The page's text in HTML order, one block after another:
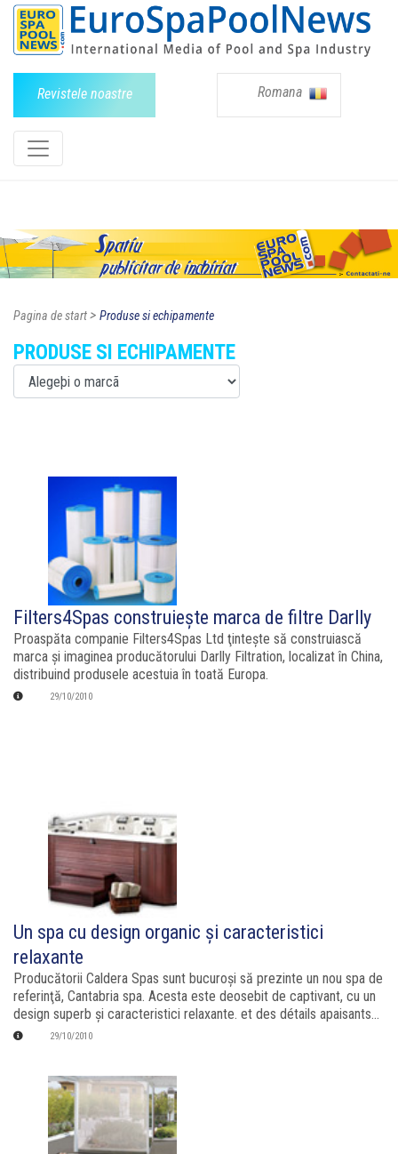
Revistele noastre Romana
Pagina de start> Produse si echipamente
PRODUSE SI ECHIPAMENTE
Filters4Spas construieşte marca de filtre Darlly
Proaspăta companie Filters4Spas Ltd ţinteşte să construiască
marca şi imaginea producătorului Darlly Filtration, localizat în China,
distribuind produsele acestuia în toată Europa.
29/10/2010
Un spa cu design organic şi caracteristici
relaxante
Producătorii Caldera Spas sunt bucuroşi să prezinte un nou spa de
referinţă, Cantabria spa. Acesta este deosebit de captivant, cu un
design superb şi caracteristici relaxante. et des détails apaisants...
29/10/2010